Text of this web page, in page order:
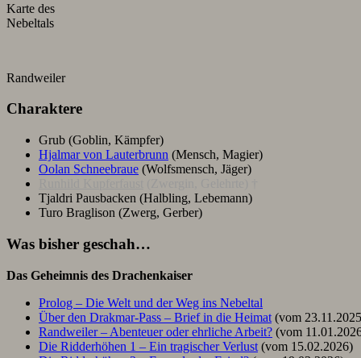
Karte des
Nebeltals
Randweiler
Charaktere
Grub (Goblin, Kämpfer)
Hjalmar von Lauterbrunn (Mensch, Magier)
Oolan Schneebraue (Wolfsmensch, Jäger)
Tjaldri Pausbacken (Halbling, Lebemann)
Turo Braglison (Zwerg, Gerber)
Was bisher geschah…
Das Geheimnis des Drachenkaiser
Prolog – Die Welt und der Weg ins Nebeltal
Über den Drakmar-Pass – Brief in die Heimat (vom
Randweiler – Abenteuer oder ehrliche Arbeit? (vom
Die Ridderhöhen 1 – Ein tragischer Verlust (vom 15.02.2026)